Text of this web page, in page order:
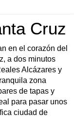
Cruz
en el corazón del
a dos minutos
Alcázares y
zona
de tapas y
para pasar unos
ciudad de